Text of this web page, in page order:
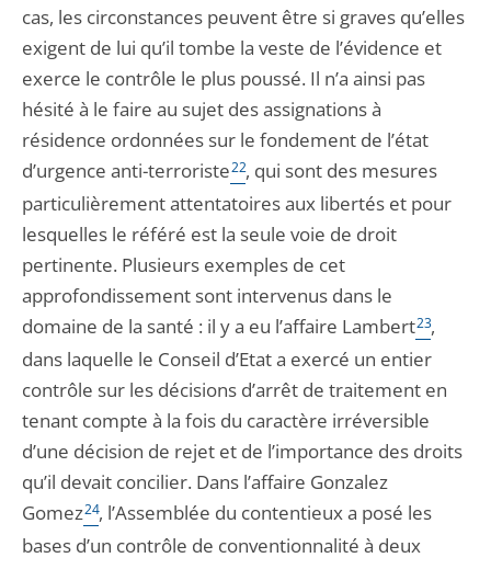
cas, les circonstances peuvent être si graves qu’elles
exigent de lui qu’il tombe la veste de l’évidence et
exerce le contrôle le plus poussé. Il n’a ainsi pas
hésité à le faire au sujet des assignations à
résidence ordonnées sur le fondement de l’état
d’urgence anti-terroriste22, qui sont des mesures
particulièrement attentatoires aux libertés et pour
lesquelles le référé est la seule voie de droit
pertinente. Plusieurs exemples de cet
approfondissement sont intervenus dans le
domaine de la santé : il y a eu l’affaire Lambert23,
dans laquelle le Conseil d’Etat a exercé un entier
contrôle sur les décisions d’arrêt de traitement en
tenant compte à la fois du caractère irréversible
d’une décision de rejet et de l’importance des droits
qu’il devait concilier. Dans l’affaire Gonzalez
Gomez24, l’Assemblée du contentieux a posé les
bases d’un contrôle de conventionnalité à deux